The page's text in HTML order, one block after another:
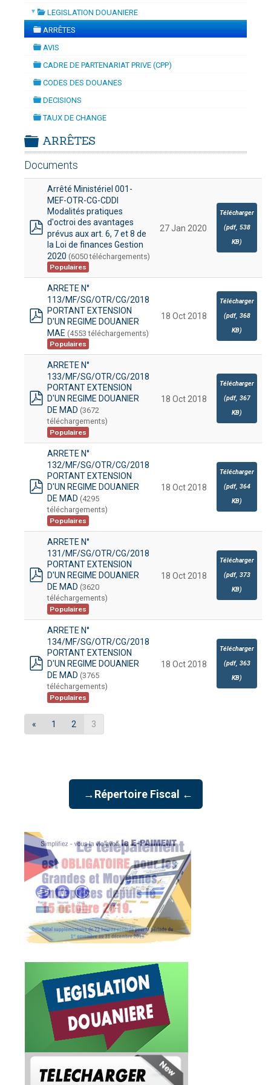
Douane Togolaise
CADASTRE &
DOCUMENTATION
-mardi, 14 juillet 2026 10:30
▼
folder
LEGISLATION DOUANIERE
folder
ARRÊTES
AVIS
CADRE DE PARTENARIAT PRIVE (CPP)
CODES DES DOUANES
DECISIONS
TAUX DE CHANGE
folder
ARRÊTES
Documents
pdf
Arrêté Ministériel 001-
MEF-OTR-CG-CDDI
Modalités pratiques
d'octroi des avantages
prévus aux art. 6, 7 et 8 de
la Loi de finances Gestion
2020 (6050 téléchargements)
Populaires
27 Jan 2020
Télécharger
(pdf, 538
KB)
pdf
ARRETE N°
113/MF/SG/OTR/CG/2018
PORTANT EXTENSION
D'UN REGIME DOUANIER
MAE (4553 téléchargements)
Populaires
18 Oct 2018
Télécharger
(pdf, 368
KB)
pdf
ARRETE N°
133/MF/SG/OTR/CG/2018
PORTANT EXTENSION
D'UN REGIME DOUANIER
DE MAD (3672
téléchargements)
Populaires
18 Oct 2018
Télécharger
(pdf, 367
KB)
pdf
ARRETE N°
132/MF/SG/OTR/CG/2018
PORTANT EXTENSION
D'UN REGIME DOUANIER
DE MAD (4295
téléchargements)
Populaires
18 Oct 2018
Télécharger
(pdf, 364
KB)
pdf
ARRETE N°
131/MF/SG/OTR/CG/2018
PORTANT EXTENSION
D'UN REGIME DOUANIER
DE MAD (3620
téléchargements)
Populaires
18 Oct 2018
Télécharger
(pdf, 373
KB)
pdf
ARRETE N°
134/MF/SG/OTR/CG/2018
PORTANT EXTENSION
D'UN REGIME DOUANIER
DE MAD (3765
téléchargements)
Populaires
18 Oct 2018
Télécharger
(pdf, 363
KB)
« 1 2 3
→Répertoire Fiscal ←